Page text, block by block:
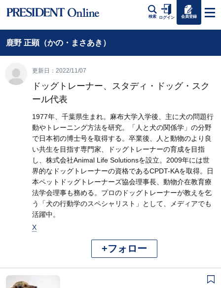
検索 ログイン 会員登録
鹿野 正顕（かの・まさあき）
更新日：2022/11/07
ドッグトレーナー、スタディ・ドッグ・スク
ール代表
1977年、千葉県生まれ。麻布大学入学後、主に犬の問題行
動やトレーニング方法を研究。「人と犬の関係学」の分野
で日本初の博士号を取得する。卒業後、人と動物のより良
い共生を目指す専門家、ドッグトレーナーの育成を目指
し、株式会社Animal Life Solutionsを設立。2009年には世
界的なドッグトレーナーの資格であるCPDT-KAを取得。日
本ペットドッグトレーナーズ協会理事長、動物介在教育療
法学会理事も務める。プロのドッグトレーナーが教えを乞
う「犬の行動学のスペシャリスト」として、メディアでも
活躍中。
X
+フォロー